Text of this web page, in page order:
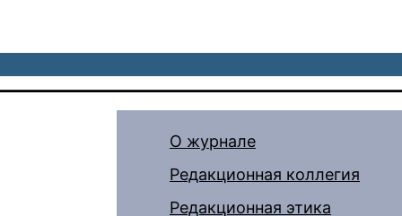
О журнале
Редакционная коллегия
Редакционная этика